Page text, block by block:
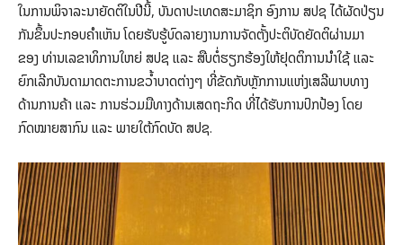
ໃນການພິຈາລະນາຍັດຕິໃນປີນີ້, ບັນດາປະເທດສະມາຊິກ ອົງການ ສປຊ ໄດ້ຜັດປ່ຽນ
ກັນຂຶ້ນປະກອບຄໍາເຫັນ ໂດຍຮັບຮູ້ບົດລາຍງານການຈັດຕັ້ງປະຕິບັດຍັດຕິຜ່ານມາ
ຂອງ ທ່ານເລຂາທິການໃຫຍ່ ສປຊ ແລະ ສືບຕໍ່ຮຽກຮ້ອງໃຫ້ຢຸດຕິການນໍາໃຊ້ ແລະ
ຍົກເລີກບັນດາມາດຕະການຂວໍ້າບາດຕ່າງໆ ທີ່ຂັດກັບຫຼັກການແຫ່ງເສລີພາບທາງ
ດ້ານການຄ້າ ແລະ ການຮ່ວມມືທາງດ້ານເສດຖະກິດ ທີ່ໄດ້ຮັບການປົກປ້ອງ ໂດຍ
ກົດໝາຍສາກົນ ແລະ ພາຍໃຕ້ກົດບັດ ສປຊ.